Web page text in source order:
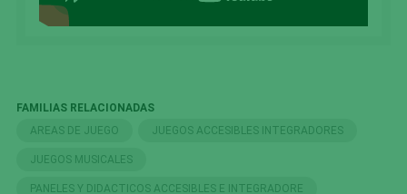
FAMILIAS RELACIONADAS
AREAS DE JUEGO
JUEGOS ACCESIBLES INTEGRADORES
JUEGOS MUSICALES
PANELES Y DIDACTICOS ACCESIBLES E INTEGRADORE